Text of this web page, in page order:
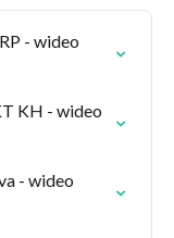
- wideo
KH - wideo
- wideo